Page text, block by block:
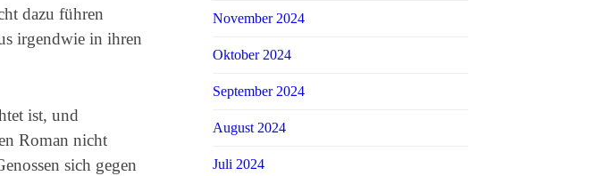
dazu führen
irgendwie in ihren
ist, und
Roman nicht
sich gegen
November 2024
Oktober 2024
September 2024
August 2024
Juli 2024